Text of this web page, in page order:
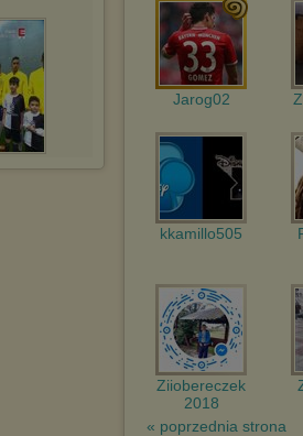
Jarog02
kkamillo505
Ziiobereczek
2018
« poprzednia strona